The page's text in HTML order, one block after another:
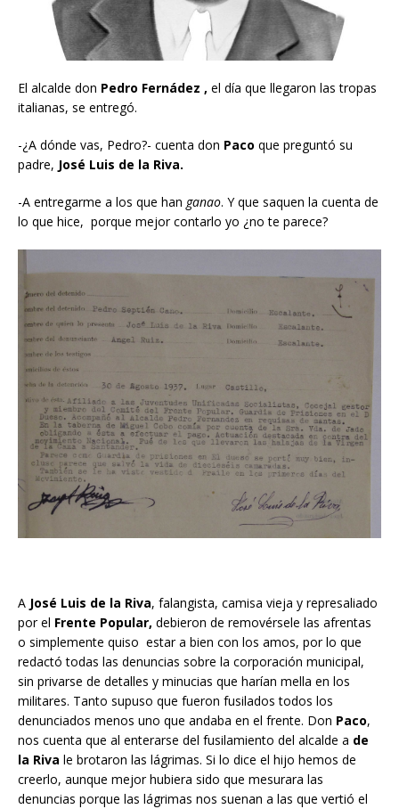
El alcalde don Pedro Fernádez , el día que llegaron las tropas
italianas, se entregó.
-¿A dónde vas, Pedro?- cuenta don Paco que preguntó su
padre, José Luis de la Riva.
-A entregarme a los que han ganao. Y que saquen la cuenta de
lo que hice, porque mejor contarlo yo ¿no te parece?
A José Luis de la Riva, falangista, camisa vieja y represaliado
por el Frente Popular, debieron de removérsele las afrentas
o simplemente quiso estar a bien con los amos, por lo que
redactó todas las denuncias sobre la corporación municipal,
sin privarse de detalles y minucias que harían mella en los
militares. Tanto supuso que fueron fusilados todos los
denunciados menos uno que andaba en el frente. Don Paco,
nos cuenta que al enterarse del fusilamiento del alcalde a de
la Riva le brotaron las lágrimas. Si lo dice el hijo hemos de
creerlo, aunque mejor hubiera sido que mesurara las
denuncias porque las lágrimas nos suenan a las que vertió el